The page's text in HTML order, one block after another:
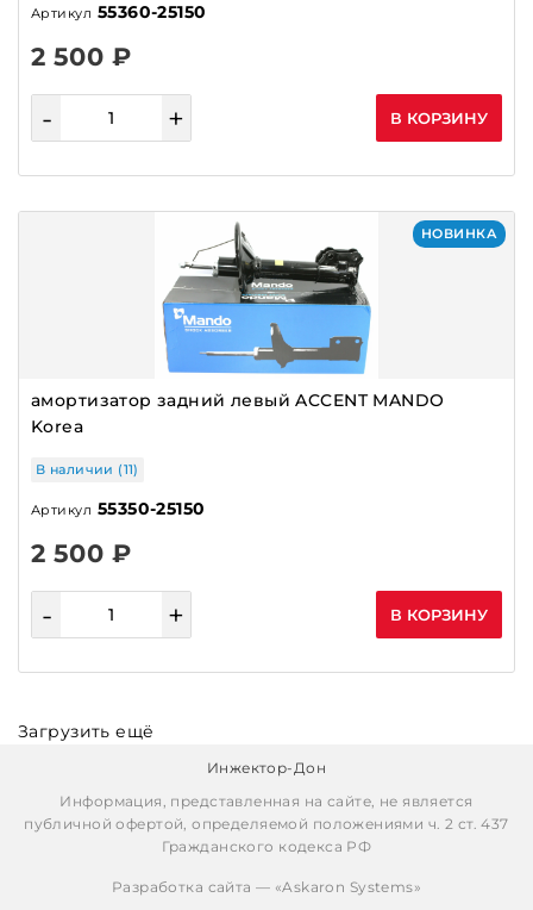
Артикул 55360-25150
2 500 ₽
- + В КОРЗИНУ
НОВИНКА
амортизатор задний левый ACCENT MANDO
Korea
В наличии (11)
Артикул 55350-25150
2 500 ₽
- + В КОРЗИНУ
Загрузить ещё
Инжектор-Дон
Информация, представленная на сайте, не является
публичной офертой, определяемой положениями ч. 2 ст. 437
Гражданского кодекса РФ
Разработка сайта — «Askaron Systems»